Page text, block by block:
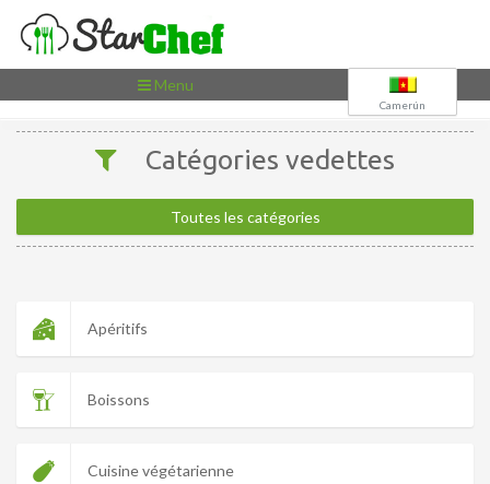
Camerún
Toggle
navigation
Menu
Catégories vedettes
Toutes les catégories
Apéritifs
Boissons
Cuisine végétarienne